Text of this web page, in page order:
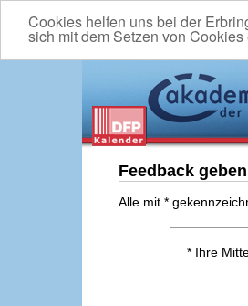
Cookies helfen uns bei der
sich mit dem Setzen von
Feedback geben
Alle mit *
* Ihre